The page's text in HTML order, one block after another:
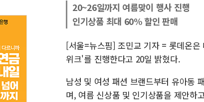
20~26일까지 여름맞이 행사 진행
인기상품 최대 60% 할인 판매
[서울=뉴스핌] 조민교 기자 = 롯데온
위크'를 진행한다고 20일 밝혔다.
남성 및 여성 패션 브랜드부터 유아동
며, 여름 신상품 및 인기상품을 제안하